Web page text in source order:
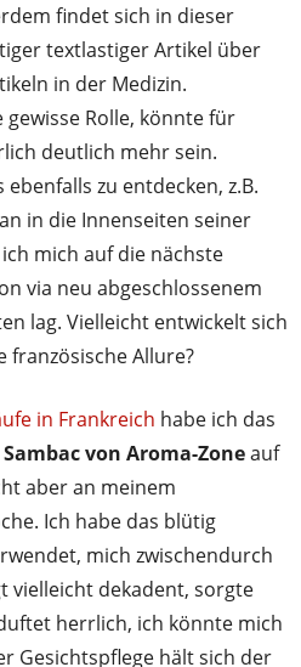
findet sich in dieser
textlastiger Artikel über
in der Medizin.
Rolle, könnte für
deutlich mehr sein.
zu entdecken, z.B.
in die Innenseiten seiner
mich auf die nächste
via neu abgeschlossenem
lag. Vielleicht entwickelt sich
französische Allure?
in Frankreich habe ich das
von Aroma-Zoneauf
aber an meinem
Ich habe das blütig
mich zwischendurch
vielleicht dekadent, sorgte
herrlich, ich könnte mich
Gesichtspflege hält sich der